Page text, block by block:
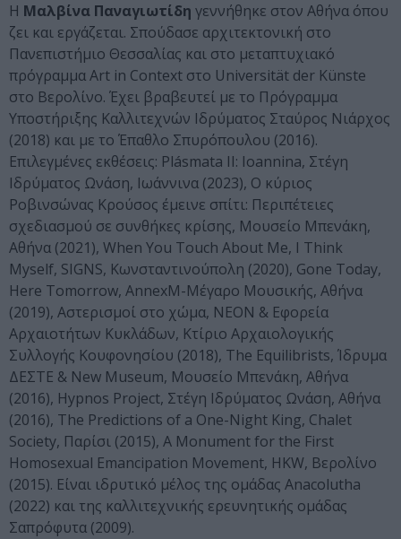
Η Μαλβίνα Παναγιωτίδη γεννήθηκε στον Αθήνα όπου
ζει και εργάζεται. Σπούδασε αρχιτεκτονική στο
Πανεπιστήμιο Θεσσαλίας και στο μεταπτυχιακό
πρόγραμμα Art in Context στο Universität der Künste
στο Βερολίνο. Έχει βραβευτεί με το Πρόγραμμα
Υποστήριξης Καλλιτεχνών Ιδρύματος Σταύρος Νιάρχος
(2018) και με το Έπαθλο Σπυρόπουλου (2016).
Επιλεγμένες εκθέσεις: Plásmata II: Ioannina, Στέγη
Ιδρύματος Ωνάση, Ιωάννινα (2023), Ο κύριος
Ροβινσώνας Κρούσος έμεινε σπίτι: Περιπέτειες
σχεδιασμού σε συνθήκες κρίσης, Μουσείο Μπενάκη,
Αθήνα (2021), When You Touch About Me, I Think
Myself, SIGNS, Κωνσταντινούπολη (2020), Gone Today,
Here Tomorrow, AnnexM-Μέγαρο Μουσικής, Αθήνα
(2019), Αστερισμοί στο χώμα, ΝΕΟΝ & Εφορεία
Αρχαιοτήτων Κυκλάδων, Κτίριο Αρχαιολογικής
Συλλογής Κουφονησίου (2018), The Equilibrists, Ίδρυμα
ΔΕΣΤΕ & New Museum, Μουσείο Μπενάκη, Αθήνα
(2016), Hypnos Project, Στέγη Ιδρύματος Ωνάση, Αθήνα
(2016), The Predictions of a One-Night King, Chalet
Society, Παρίσι (2015), A Monument for the First
Homosexual Emancipation Movement, HKW, Βερολίνο
(2015). Είναι ιδρυτικό μέλος της ομάδας Anacolutha
(2022) και της καλλιτεχνικής ερευνητικής ομάδας
Σαπρόφυτα (2009).